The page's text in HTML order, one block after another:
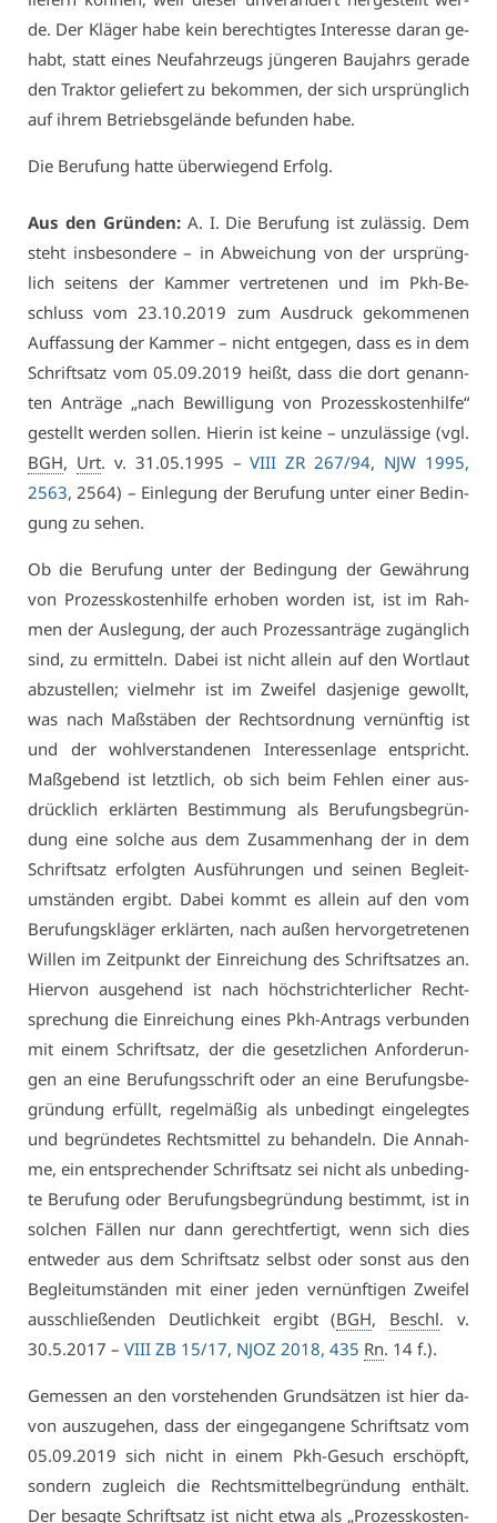
de. Der Klä­ger ha­be kein be­rech­tig­tes In­ter­es­se dar­an ge­
habt, statt ei­nes Neu­fahr­zeugs jün­ge­ren Bau­jahrs ge­ra­de
den Trak­tor ge­lie­fert zu be­kom­men, der sich ur­sprüng­lich
auf ih­rem Be­triebs­ge­län­de be­fun­den ha­be.
Die Be­ru­fung hat­te über­wie­gend Er­folg.
Aus den Grün­den:A. I. Die Be­ru­fung ist zu­läs­sig. Dem
steht ins­be­son­de­re – in Ab­wei­chung von der ur­sprüng­
lich sei­tens der Kam­mer ver­tre­te­nen und im Pkh-Be­
schluss vom 23.10.2019 zum Aus­druck ge­kom­me­nen
Auf­fas­sung der Kam­mer – nicht ent­ge­gen, dass es in dem
Schrift­satz vom 05.09.2019 heißt, dass die dort ge­nann­
ten An­trä­ge „nach Be­wil­li­gung von Pro­zess­kos­ten­hil­fe“
ge­stellt wer­den sol­len. Hier­in ist kei­ne – un­zu­läs­si­ge (vgl.
BGH, Urt. v. 31.05.1995 –VI­II ZR 267/94, NJW 1995,
2563, 2564) – Ein­le­gung der Be­ru­fung un­ter ei­ner Be­din­
gung zu se­hen.
Ob die Be­ru­fung un­ter der Be­din­gung der Ge­wäh­rung
von Pro­zess­kos­ten­hil­fe er­ho­ben wor­den ist, ist im Rah­
men der Aus­le­gung, der auch Pro­zess­an­trä­ge zu­gäng­lich
sind, zu er­mit­teln. Da­bei ist nicht al­lein auf den Wort­laut
ab­zu­stel­len; viel­mehr ist im Zwei­fel das­je­ni­ge ge­wollt,
was nach Maß­stä­ben der Rechts­ord­nung ver­nünf­tig ist
und der wohl­ver­stan­de­nen In­ter­es­sen­la­ge ent­spricht.
Maß­ge­bend ist letzt­lich, ob sich beim Feh­len ei­ner aus­
drück­lich er­klär­ten Be­stim­mung als Be­ru­fungs­be­grün­
dung ei­ne sol­che aus dem Zu­sam­men­hang der in dem
Schrift­satz er­folg­ten Aus­füh­run­gen und sei­nen Be­gleit­
um­stän­den er­gibt. Da­bei kommt es al­lein auf den vom
Be­ru­fungs­klä­ger er­klär­ten, nach au­ßen her­vor­ge­tre­te­nen
Wil­len im Zeit­punkt der Ein­rei­chung des Schrift­sat­zes an.
Hier­von aus­ge­hend ist nach höchst­rich­ter­li­cher Recht­
spre­chung die Ein­rei­chung ei­nes Pkh-An­trags ver­bun­den
mit ei­nem Schrift­satz, der die ge­setz­li­chen An­for­de­run­
gen an ei­ne Be­ru­fungs­schrift oder an ei­ne Be­ru­fungs­be­
grün­dung er­füllt, re­gel­mä­ßig als un­be­dingt ein­ge­leg­tes
und be­grün­de­tes Rechts­mit­tel zu be­han­deln. Die An­nah­
me, ein ent­spre­chen­der Schrift­satz sei nicht als un­be­ding­
te Be­ru­fung oder Be­ru­fungs­be­grün­dung be­stimmt, ist in
sol­chen Fäl­len nur dann ge­recht­fer­tigt, wenn sich dies
ent­we­der aus dem Schrift­satz selbst oder sonst aus den
Be­gleit­um­stän­den mit ei­ner je­den ver­nünf­ti­gen Zwei­fel
aus­schlie­ßen­den Deut­lich­keit er­gibt (BGH, Beschl. v.
30.5.2017 – VI­II ZB 15/17, NJOZ 2018, 435 Rn. 14 f.).
Ge­mes­sen an den vor­ste­hen­den Grund­sät­zen ist hier da­
von aus­zu­ge­hen, dass der ein­ge­gan­ge­ne Schrift­satz vom
05.09.2019 sich nicht in ei­nem Pkh-Ge­such er­schöpft,
son­dern zu­gleich die Rechts­mit­tel­be­grün­dung ent­hält.
Der be­sag­te Schrift­satz ist nicht et­wa als „Pro­zess­kos­ten­